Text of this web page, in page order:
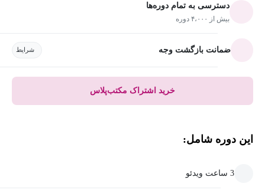
دسترسی به تمام دوره‌ها
بیش از ۴،۰۰۰ دوره
ضمانت بازگشت وجه شرایط
خرید اشتراک مکتب‌پلاس
این دوره شامل:
3 ساعت ویدئو